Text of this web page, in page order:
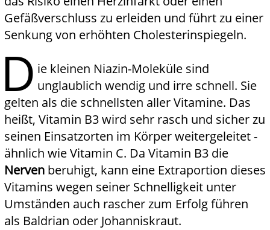
Gefäßverschluss zu erleiden und führt zu einer
Senkung von erhöhten Cholesterinspiegeln.
D ie kleinen Niazin-Moleküle sind
unglaublich wendig und irre schnell. Sie
gelten als die schnellsten aller Vitamine. Das
heißt, Vitamin B3 wird sehr rasch und sicher zu
seinen Einsatzorten im Körper weitergeleitet -
ähnlich wie Vitamin C. Da Vitamin B3 die
Nerven beruhigt, kann eine Extraportion dieses
Vitamins wegen seiner Schnelligkeit unter
Umständen auch rascher zum Erfolg führen
als Baldrian oder Johanniskraut.